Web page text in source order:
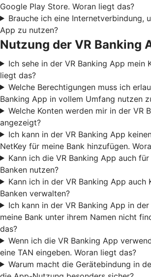
Google Play Store. Woran liegt das?
Brauche ich eine Internetverbindung,
App zu nutzen?
Nutzung der VR Banking
Ich sehe in der VR Banking App mein
liegt das?
Welche Berechtigungen muss ich
Banking App in vollem Umfang nutzen
Welche Konten werden mir in der VR
angezeigt?
Ich kann in der VR Banking App
NetKey für meine Bank hinzufügen.
Kann ich die VR Banking App auch
Banken nutzen?
Kann ich in der VR Banking App auch
Banken verwalten?
Ich kann in der VR Banking App in der
meine Bank unter ihrem Namen nicht
das?
Wenn ich die VR Banking App
eine TAN eingeben. Woran liegt das?
Warum macht die Gerätebindung in